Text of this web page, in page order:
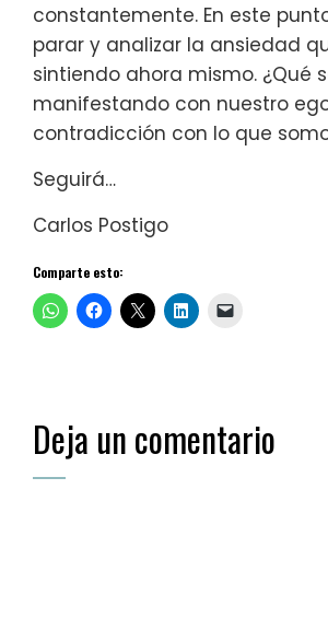
constantemente. En este
parar y analizar la ansiedad
sintiendo ahora mismo. ¿Qué
manifestando con nuestro
contradicción con lo que
Seguirá…
Carlos Postigo
Comparte esto:
Deja un comentario